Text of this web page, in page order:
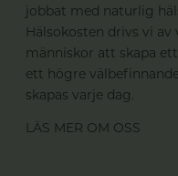
jobbat med naturlig
Hälsokosten drivs vi
människor att skapa
ett högre
skapas varje dag.
LÄS MER OM OSS